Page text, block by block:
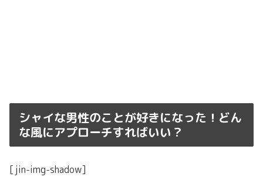
シャイな男性のことが好きになった！どん
な風にアプローチすればいい？
[jin-img-shadow]